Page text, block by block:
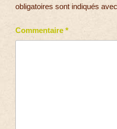
obligatoires sont indiqués avec
Commentaire *